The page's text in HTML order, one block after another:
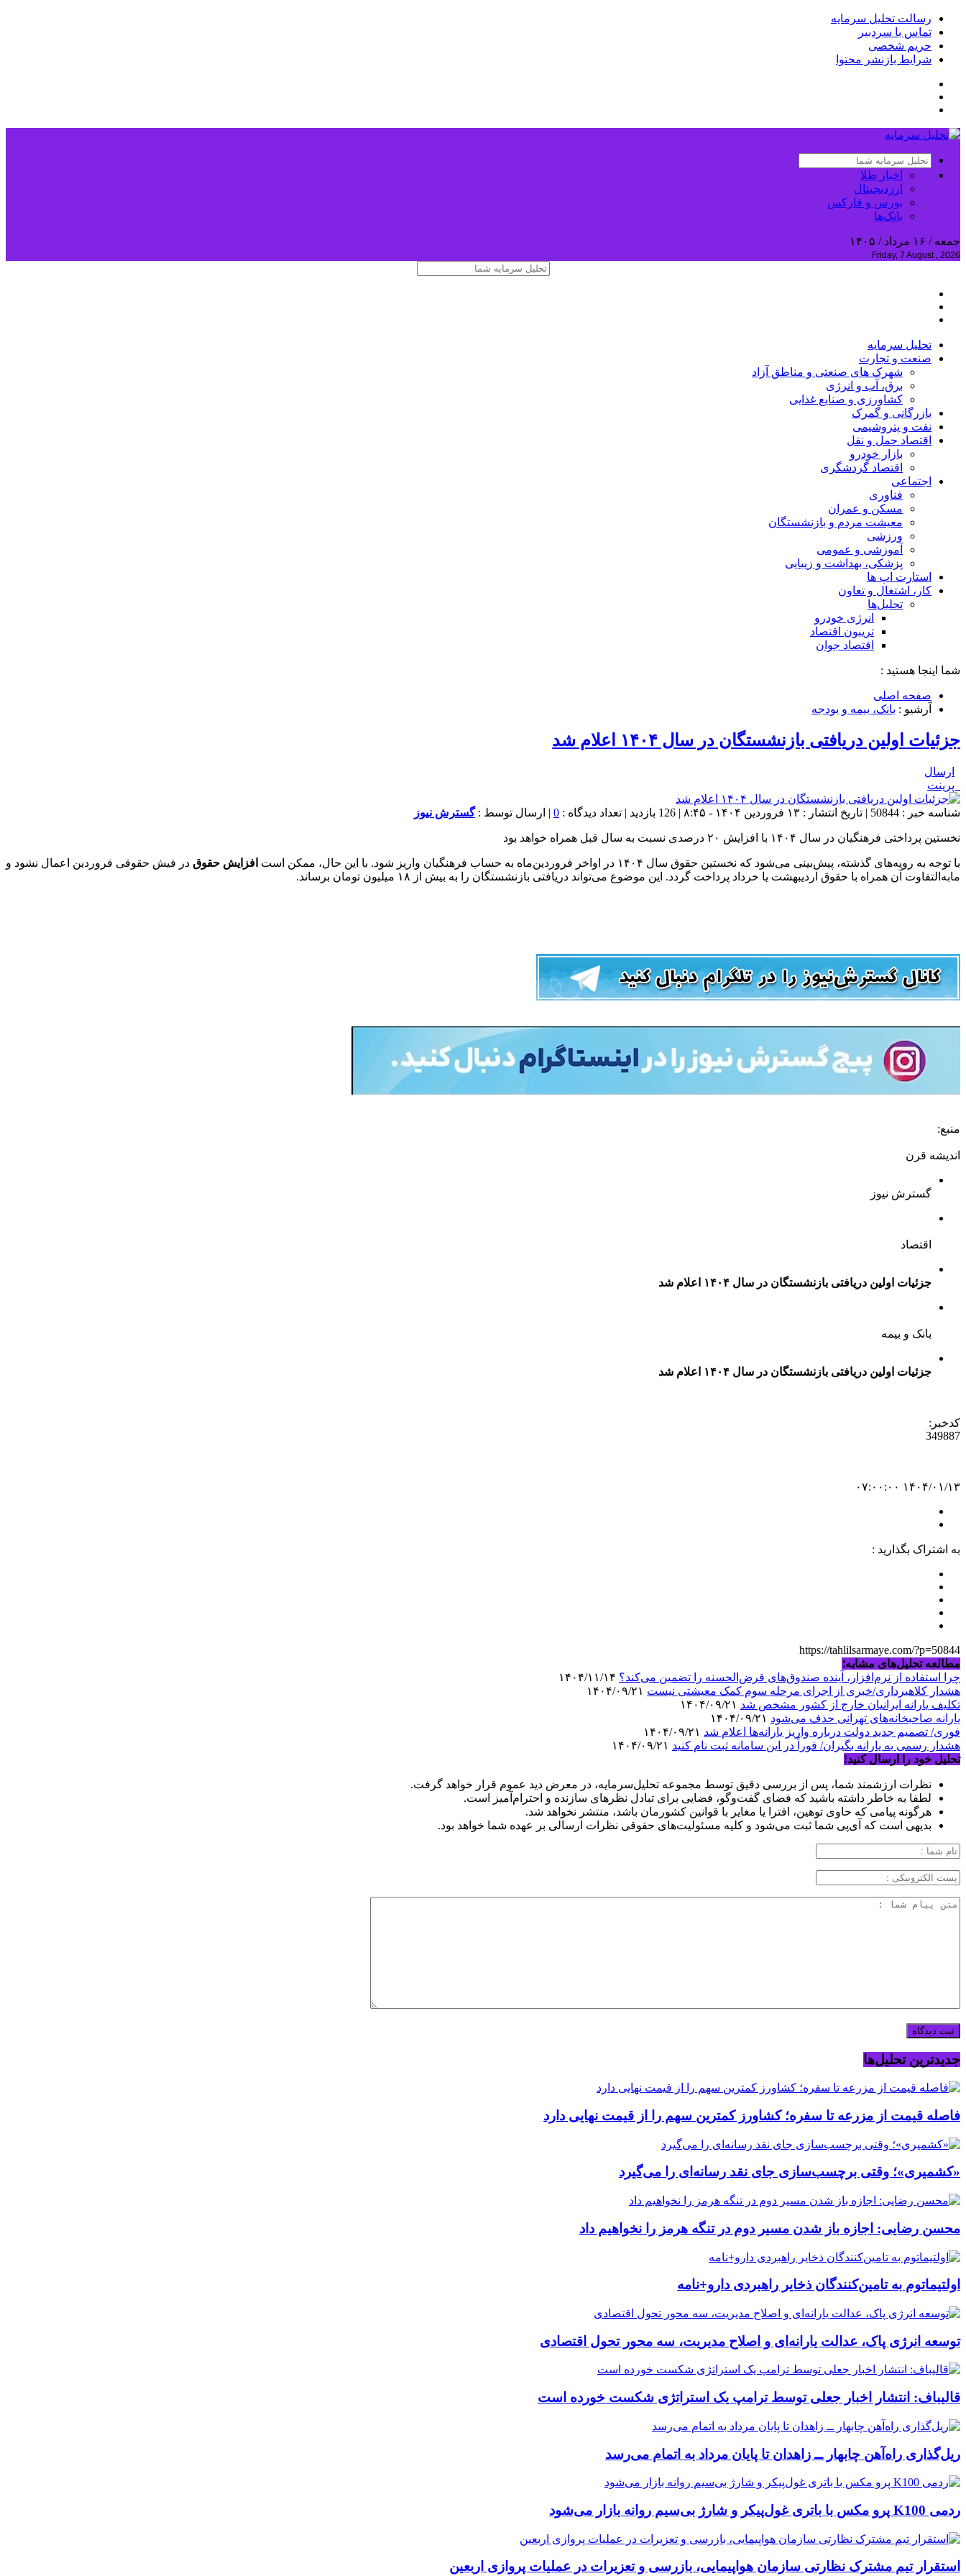
رسالت تحلیل سرمایه
تماس با سردبیر
حریم شخصی
شرایط بازنشر محتوا
اخبار طلا
ارزدیجیتال
بورس و فارکس
بانک‌ها
جمعه / ۱۶ مرداد / ۱۴۰۵
Friday, 7 August , 2026
تحلیل‌ سرمایه
صنعت و تجارت
شهرک های صنعتی و مناطق آزاد
برق، آب و انرژی
کشاورزی و صنایع غذایی
بازرگانی و گمرک
نفت و پتروشیمی
اقتصاد حمل و نقل
بازار خودرو
اقتصاد گردشگری
اجتماعی
فناوری
مسکن و عمران
معیشت مردم و بازنشستگان
ورزشی
آموزشی و عمومی
پزشکی، بهداشت و زیبایی
استارت اپ ها
کار، اشتغال و تعاون
تحلیل‌ها
انرژی خودرو
تریبون اقتصاد
اقتصاد جوان
شما اینجا هستید :
صفحه اصلی
آرشیو : بانک، بیمه و بودجه
جزئیات اولین دریافتی بازنشستگان در سال ۱۴۰۴ اعلام شد
ارسال
پرینت
شناسه خبر : 50844 | تاریخ انتشار : ۱۳ فروردین ۱۴۰۴ - ۸:۴۵ | 126 بازدید | تعداد دیدگاه : 0 | ارسال توسط :گسترش نیوز
نخستین پرداختی فرهنگیان در سال ۱۴۰۴ با افزایش ۲۰ درصدی نسبت به سال قبل همراه خواهد بود
با توجه به رویه‌های گذشته، پیش‌بینی می‌شود که نخستین حقوق سال ۱۴۰۴ در اواخر فروردین‌ماه به حساب فرهنگیان واریز شود. با این حال، ممکن است افزایش حقوق در فیش حقوقی فروردین اعمال نشود و
مابه‌التفاوت آن همراه با حقوق اردیبهشت یا خرداد پرداخت گردد. این موضوع می‌تواند دریافتی بازنشستگان را به بیش از ۱۸ میلیون تومان برساند.
منبع:
اندیشه قرن
گسترش نیوز
اقتصاد
جزئیات اولین دریافتی بازنشستگان در سال ۱۴۰۴ اعلام شد
بانک و بیمه
جزئیات اولین دریافتی بازنشستگان در سال ۱۴۰۴ اعلام شد
کدخبر:
349887
۱۴۰۴/۰۱/۱۳ ۰۷:۰۰:۰۰
به اشتراک بگذارید :
https://tahlilsarmaye.com/?p=50844
مطالعه تحلیل‌های مشابه؛
چرا استفاده از نرم‌افزار، آینده صندوق‌های قرض‌الحسنه را تضمین می‌کند؟
هشدار کلاهبرداری/خبری از اجرای مرحله سوم کمک معیشتی نیست
تکلیف یارانه ایرانیان خارج از کشور مشخص شد
یارانه صاحبخانه‌های تهرانی حذف می‌شود
فوری/ تصمیم جدید دولت درباره واریز یارانه‌ها اعلام شد
هشدار رسمی به یارانه بگیران/ فوراً در این سامانه ثبت نام کنید
تحلیل خود را ارسال کنید!
نظرات ارزشمند شما، پس از بررسی دقیق توسط مجموعه تحلیل‌سرمایه، در معرض دید عموم قرار خواهد گرفت.
لطفا به خاطر داشته باشید که فضای گفت‌وگو، فضایی برای تبادل نظرهای سازنده و احترام‌آمیز است.
هرگونه پیامی که حاوی توهین، افترا یا مغایر با قوانین کشورمان باشد، منتشر نخواهد شد.
بدیهی است که آی‌پی شما ثبت می‌شود و کلیه مسئولیت‌های حقوقی نظرات ارسالی بر عهده شما خواهد بود.
جدیدترین تحلیل‌ها
فاصله قیمت از مزرعه تا سفره؛ کشاورز کمترین سهم را از قیمت نهایی دارد
«کشمیری»؛ وقتی برچسب‌سازی جای نقد رسانه‌ای را می‌گیرد
محسن رضایی: اجازه باز شدن مسیر دوم در تنگه هرمز را نخواهیم داد
اولتیماتوم به تامین‌کنندگان ذخایر راهبردی دارو+نامه
توسعه انرژی پاک، عدالت یارانه‌ای و اصلاح مدیریت، سه محور تحول اقتصادی
قالیباف: انتشار اخبار جعلی توسط ترامپ یک استراتژی شکست خورده است
ریل‌گذاری راه‌آهن چابهار ــ زاهدان تا پایان مرداد به اتمام می‌رسد
ردمی K100 پرو مکس با باتری غول‌پیکر و شارژ بی‌سیم روانه بازار می‌شود
استقرار تیم مشترک نظارتی سازمان هواپیمایی، بازرسی و تعزیرات در عملیات پروازی اربعین